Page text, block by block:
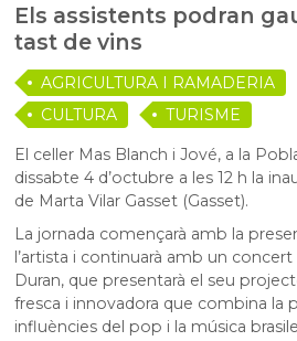
Els assistents podran
tast de vins
AGRICULTURA I RAMADERIA
CULTURA
TURISME
El celler Mas Blanch i Jové, a la
dissabte 4 d’octubre a les 12 h la
de Marta Vilar Gasset (Gasset).
La jornada començarà amb la
l’artista i continuarà amb un
Duran, que presentarà el seu
fresca i innovadora que combina la
influències del pop i la música